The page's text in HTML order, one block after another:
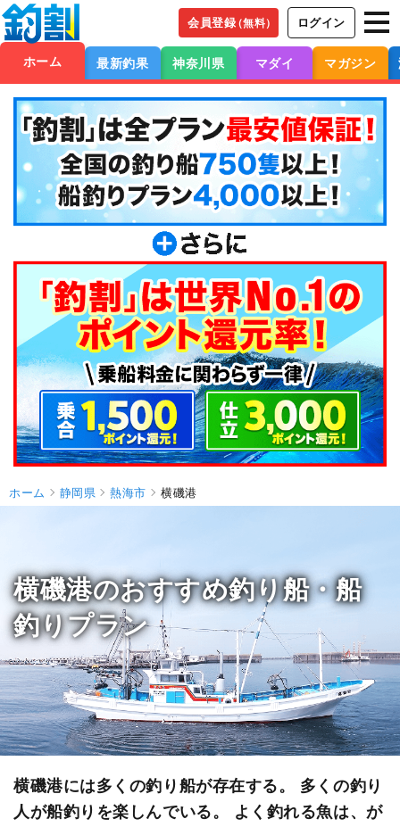
会員登録（無料） ログイン
ホーム 最新釣果 神奈川県 マダイ マガジン
ホーム 静岡県 熱海市 横磯港
横磯港のおすすめ釣り船・船
釣りプラン
横磯港には多くの釣り船が存在する。 多くの釣り
人が船釣りを楽しんでいる。
よく釣れる魚は、が